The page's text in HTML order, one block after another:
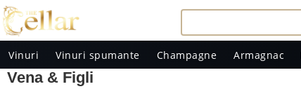
Vinuri Vinuri spumante Champagne Armagnac
Vena & Figli